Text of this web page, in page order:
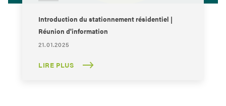
Introduction du stationnement résidentiel |
Réunion d'information
21.01.2025
LIRE PLUS